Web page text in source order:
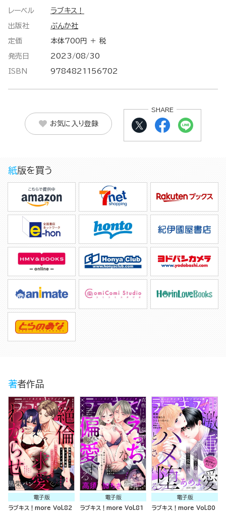
レーベル ラブキス！
出版社 ぶんか社
定価 本体700円 ＋ 税
発売日 2023/08/30
ISBN 9784821156702
お気に入り登録
SHARE
紙版を買う
著者作品
電子版
ラブキス！more Vol.82
電子版
ラブキス！more Vol.81
電子版
ラブキス！more Vol.80